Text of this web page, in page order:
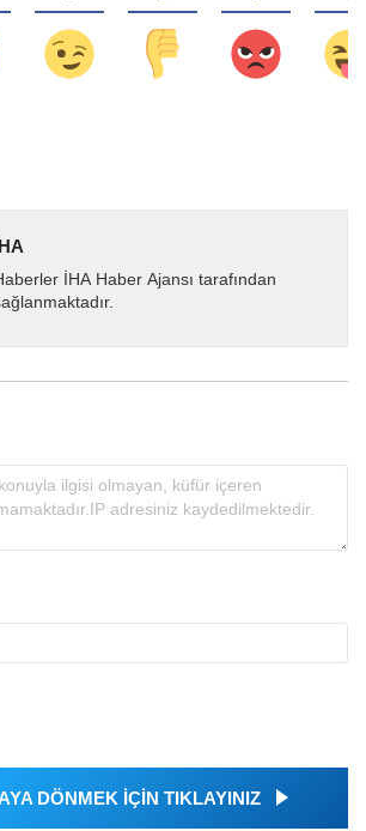
İHA Haber Ajansı tarafından
DÖNMEK İÇİN TIKLAYINIZ